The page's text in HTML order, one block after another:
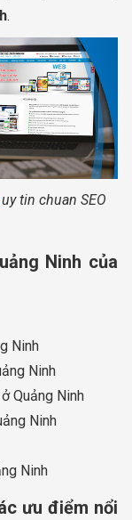
.
uy tin chuan SEO
Ninh của
Ninh
Ninh
Quảng Ninh
Ninh
Ninh
ưu điểm nổi